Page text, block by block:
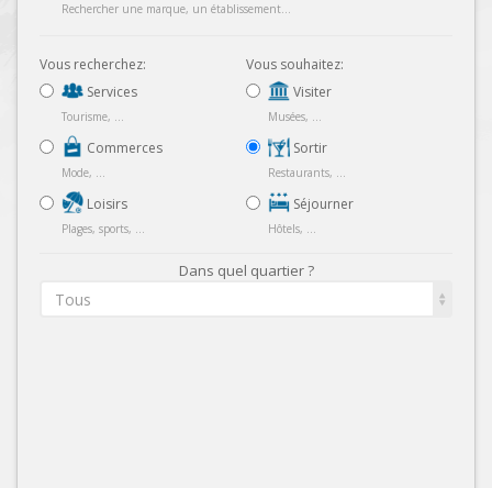
Rechercher une marque, un établissement...
Vous recherchez:
Services
Tourisme, ...
Commerces
Mode, ...
Loisirs
Plages, sports, ...
Vous souhaitez:
Visiter
Musées, ...
Sortir
Restaurants, ...
Séjourner
Hôtels, ...
Dans quel quartier ?
Tous